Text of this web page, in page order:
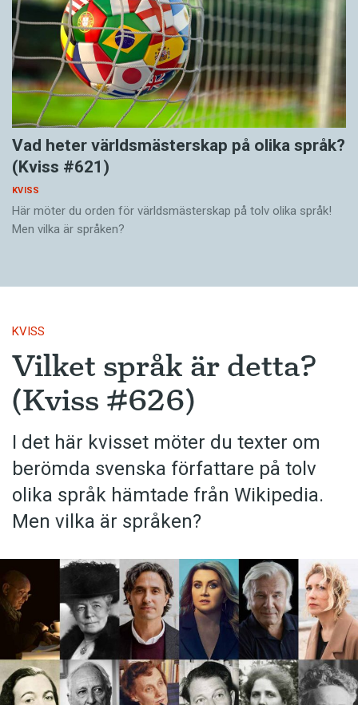
Vad heter världsmästerskap på olika språk?
(Kviss #621)
KVISS
Här möter du orden för världsmästerskap på tolv olika språk!
Men vilka är språken?
KVISS
Vilket språk är detta?
(Kviss #626)
I det här kvisset möter du texter om
berömda svenska författare på tolv
olika språk hämtade från Wikipedia.
Men vilka är språken?